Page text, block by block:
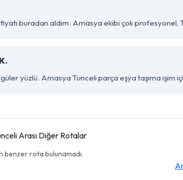
buradan aldım. Amasya ekibi çok profesyonel,
yüzlü. Amasya Tunceli parça eşya taşıma işim
Arası Diğer Rotalar
benzer rota bulunamadı.